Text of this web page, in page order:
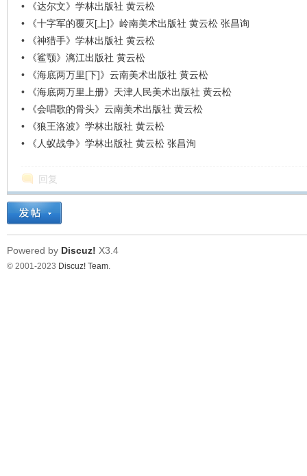
•
《达尔文》学林出版社 黄云松
•
《十字军的覆灭[上]》岭南美术出版社 黄云松 张昌询
•
《神猎手》学林出版社 黄云松
•
《鲨颚》漓江出版社 黄云松
•
《海底两万里[下]》云南美术出版社 黄云松
•
《海底两万里上册》天津人民美术出版社 黄云松
•
《会唱歌的骨头》云南美术出版社 黄云松
•
《狼王洛波》学林出版社 黄云松
•
《人蚁战争》学林出版社 黄云松 张昌洵
回复
Powered by Discuz! X3.4
© 2001-2023 Discuz! Team.